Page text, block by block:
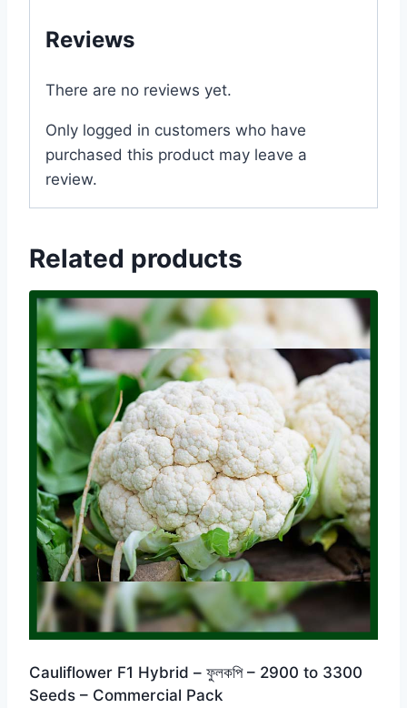
Reviews
There are no reviews yet.
Only logged in customers who have
purchased this product may leave a
review.
Related products
Cauliflower F1 Hybrid – ফুলকপি – 2900 to 3300
Seeds – Commercial Pack